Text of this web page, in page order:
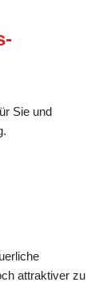
Sie und
attraktiver zu